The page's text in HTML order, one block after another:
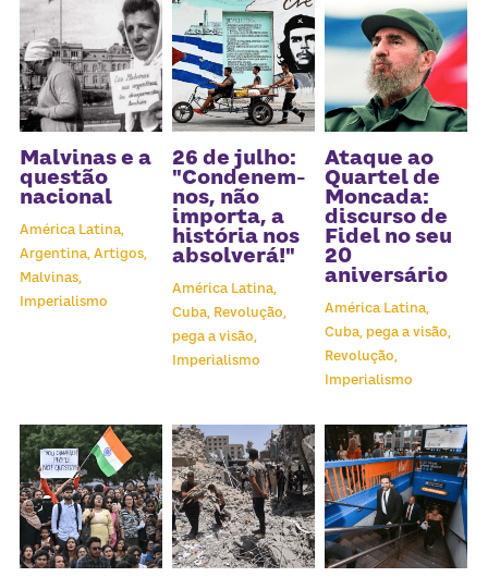
Malvinas e a
questão
nacional
América Latina,
Argentina, Artigos,
Malvinas,
Imperialismo
26 de julho:
"Condenem-
nos, não
importa, a
história nos
absolverá!"
América Latina,
Cuba, Revolução,
pega a visão,
Imperialismo
Ataque ao
Quartel de
Moncada:
discurso de
Fidel no seu
20
aniversário
América Latina,
Cuba, pega a visão,
Revolução,
Imperialismo